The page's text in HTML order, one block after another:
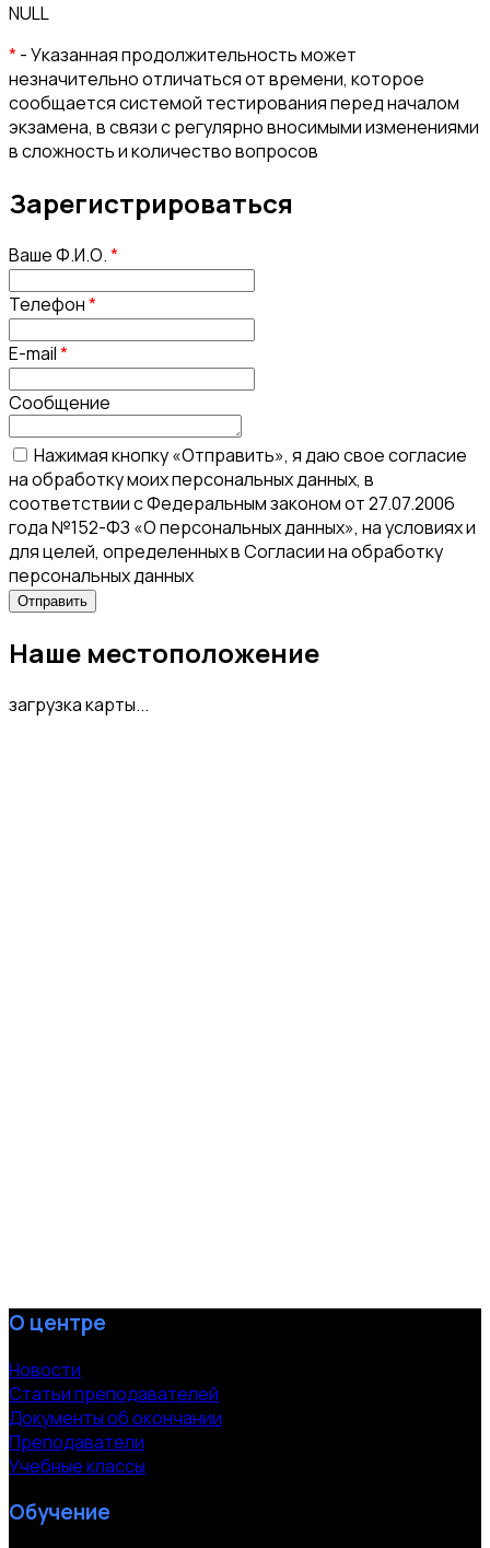
NULL
*- Указанная продолжительность может
незначительно отличаться от времени, которое
сообщается системой тестирования перед началом
экзамена, в связи с регулярно вносимыми изменениями
в сложность и количество вопросов
Зарегистрироваться
Ваше Ф.И.О.*
Телефон*
E-mail*
Сообщение
Нажимая кнопку «Отправить», я даю свое согласие
на обработку моих персональных данных, в
соответствии с Федеральным законом от 27.07.2006
года №152-ФЗ «О персональных данных», на условиях и
для целей, определенных в Согласии на обработку
персональных данных
Наше местоположение
загрузка карты...
О центре
Новости
Статьи преподавателей
Документы об окончании
Преподаватели
Учебные классы
Обучение